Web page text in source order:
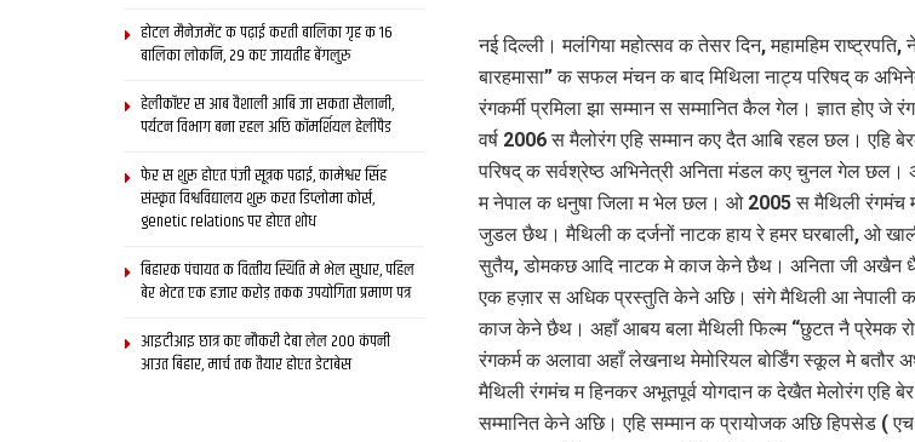
नई दिल्‍ली। मलंगिया महोत्सव क तेसर दिन, महामहिम
बारहमासा” क सफल मंचन क बाद मिथिला नाट्य परिषद् क
रंगकर्मी प्रमिला झा सम्मान स सम्मानित कैल गेल। ज्ञात होए जे
वर्ष 2006 स मैलोरंग एहि सम्मान कए दैत आबि रहल छल। एहि
परिषद् क सर्वश्रेष्ठ अभिनेत्री अनिता मंडल कए चुनल गेल छल।
म नेपाल क धनुषा जिला म भेल छल। ओ 2005 स मैथिली रंगमंच
जुडल छैथ। मैथिली क दर्जनों नाटक हाय रे हमर घरबाली, ओ
सुतैय, डोमकछ आदि नाटक मे काज केने छैथ। अनिता जी अखैन
एक हज़ार स अधिक प्रस्तुति केने अछि। संगे मैथिली आ नेपाली
काज केने छैथ। अहाँ आबय बला मैथिली फिल्म “छुटत नै प्रेमक
रंगकर्म क अलावा अहाँ लेखनाथ मेमोरियल बोर्डिंग स्कूल मे बतौर
मैथिली रंगमंच म हिनकर अभूतपूर्व योगदान क देखैत मेलोरंग एहि
सम्मानित केने अछि। एहि सम्मान क प्रायोजक अछि हिपसेड (
होटल मैनेजमेंट क पढ़ाई करती बालिका गृह क 16
बालिका लोकनि, 29 कए जायतीह बेंगलुरु
हेलीकॉप्टर स आब वैशाली आबि जा सकता सैलानी,
पर्यटन विभाग बना रहल अछि कॉमर्शियल हेलीपैड
फेर स शुरू होएत पंजी सूत्रक पढाई, कामेश्वर सिंह
संस्कृत विश्वविद्यालय शुरू करत डिप्लोमा कोर्स,
genetic relations पर होएत शोध
बिहारक पंचायत क वित्‍तीय स्थिति मे भेल सुधार, पहिल
बेर भेटत एक हजार करोड़ तकक उपयोगिता प्रमाण पत्र
आइटीआइ छात्र कए नौकरी देबा लेल 200 कंपनी
आउत बिहार, मार्च तक तैयार होएत डेटाबेस